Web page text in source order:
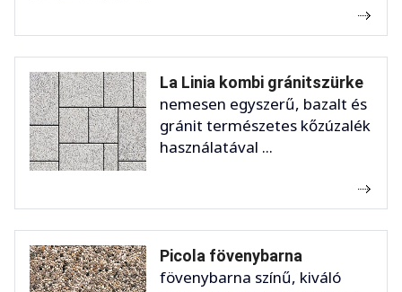
La Linia kombi gránitszürke
nemesen egyszerű, bazalt és
gránit természetes kőzúzalék
használatával ...
Picola fövenybarna
fövenybarna színű, kiváló